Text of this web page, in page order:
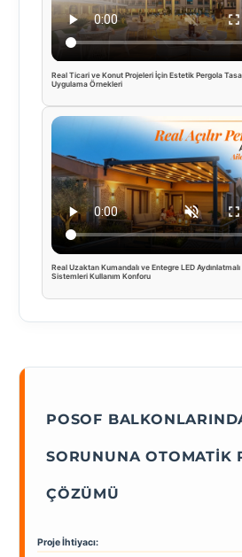
Real Ticari ve Konut Projeleri İçin Estetik Pergola
Uygulama Örnekleri
Real Uzaktan Kumandalı ve Entegre LED
Sistemleri Kullanım Konforu
POSOF
SORUNUNA OTOMATIK
ÇÖZÜMÜ
Proje İhtiyacı: